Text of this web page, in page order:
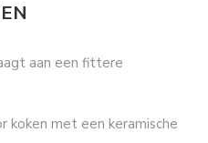
aan een fittere
koken met een keramische